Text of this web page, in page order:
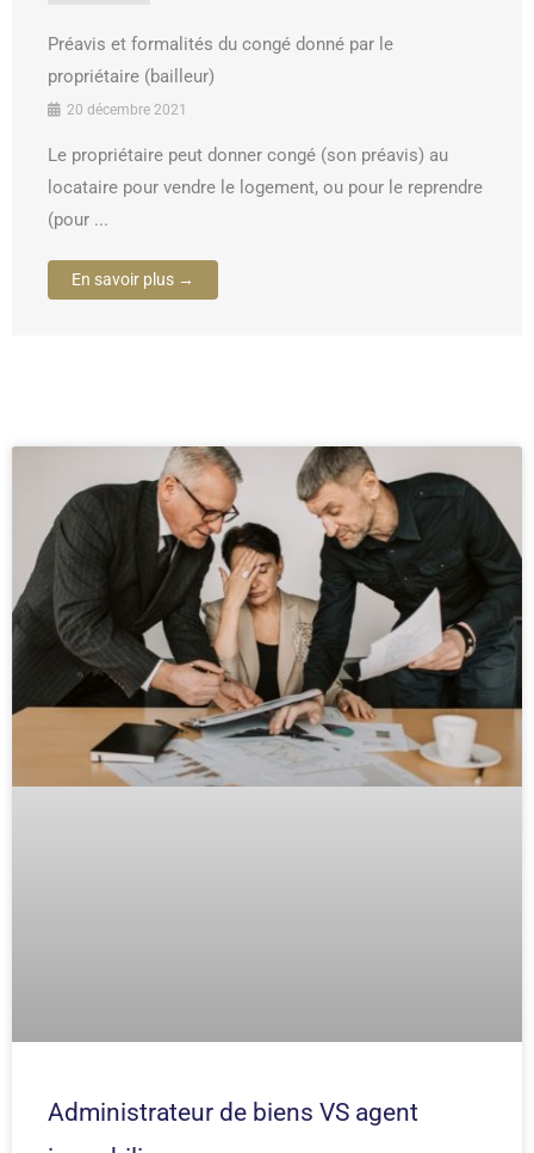
Préavis et formalités du congé donné par le
propriétaire (bailleur)
20 décembre 2021
Le propriétaire peut donner congé (son préavis) au
locataire pour vendre le logement, ou pour le reprendre
(pour ...
En savoir plus →
Administrateur de biens VS agent
Page